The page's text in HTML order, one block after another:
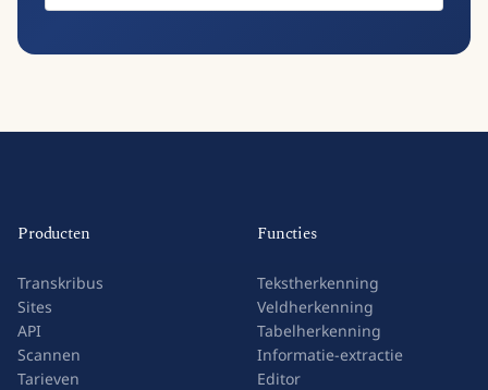
Producten
Transkribus
Sites
API
Scannen
Tarieven
Functies
Tekstherkenning
Veldherkenning
Tabelherkenning
Informatie-extractie
Editor